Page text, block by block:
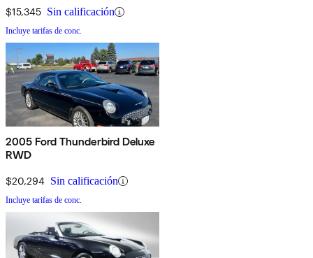
$15,345 Sin calificación
Incluye tarifas de conc.
2005 Ford Thunderbird Deluxe
RWD
$20,294 Sin calificación
Incluye tarifas de conc.